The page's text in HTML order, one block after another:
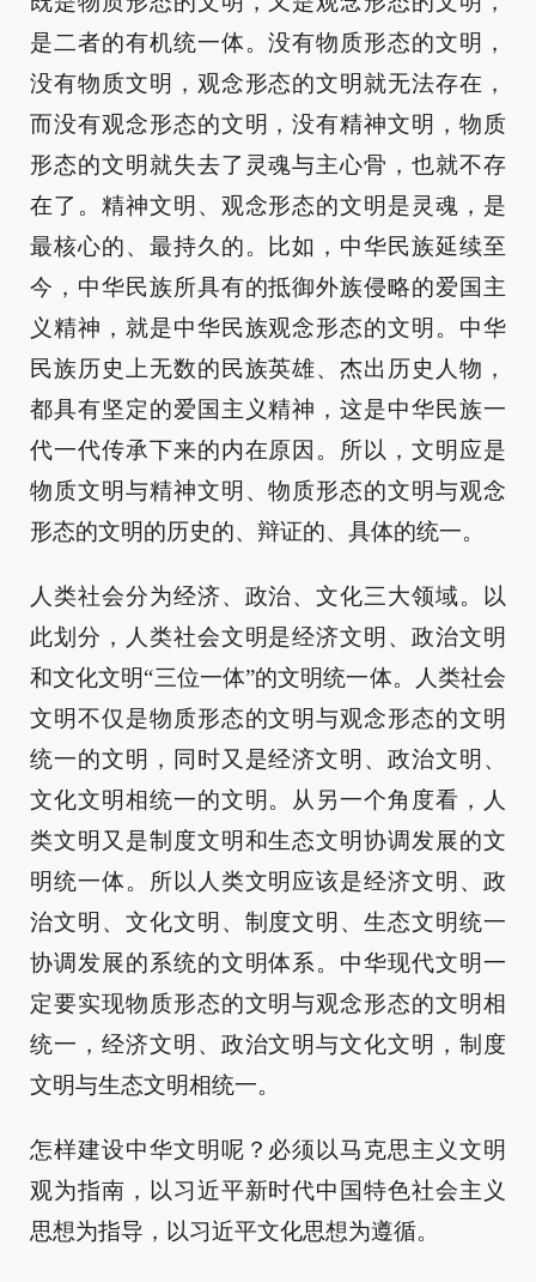
是二者的有机统一体。没有物质形态的文明，
没有物质文明，观念形态的文明就无法存在，
而没有观念形态的文明，没有精神文明，物质
形态的文明就失去了灵魂与主心骨，也就不存
在了。精神文明、观念形态的文明是灵魂，是
最核心的、最持久的。比如，中华民族延续至
今，中华民族所具有的抵御外族侵略的爱国主
义精神，就是中华民族观念形态的文明。中华
民族历史上无数的民族英雄、杰出历史人物，
都具有坚定的爱国主义精神，这是中华民族一
代一代传承下来的内在原因。所以，文明应是
物质文明与精神文明、物质形态的文明与观念
形态的文明的历史的、辩证的、具体的统一。
人类社会分为经济、政治、文化三大领域。以
此划分，人类社会文明是经济文明、政治文明
和文化文明“三位一体”的文明统一体。人类社会
文明不仅是物质形态的文明与观念形态的文明
统一的文明，同时又是经济文明、政治文明、
文化文明相统一的文明。从另一个角度看，人
类文明又是制度文明和生态文明协调发展的文
明统一体。所以人类文明应该是经济文明、政
治文明、文化文明、制度文明、生态文明统一
协调发展的系统的文明体系。中华现代文明一
定要实现物质形态的文明与观念形态的文明相
统一，经济文明、政治文明与文化文明，制度
文明与生态文明相统一。
怎样建设中华文明呢？必须以马克思主义文明
观为指南，以习近平新时代中国特色社会主义
思想为指导，以习近平文化思想为遵循。